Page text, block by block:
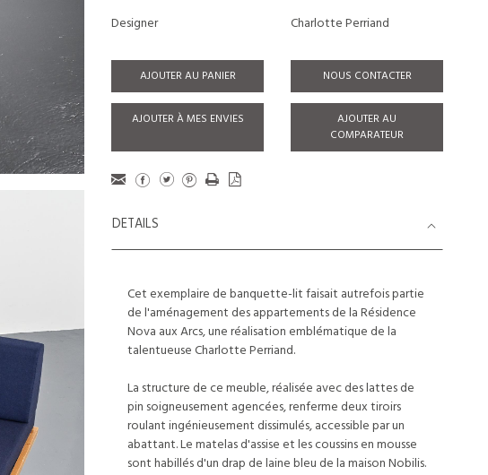
Designer
Charlotte Perriand
AJOUTER AU PANIER NOUS CONTACTER
AJOUTER À MES ENVIES
AJOUTER AU
COMPARATEUR
DETAILS
Cet exemplaire de banquette-lit faisait autrefois partie
de l'aménagement des appartements de la Résidence
Nova aux Arcs, une réalisation emblématique de la
talentueuse Charlotte Perriand.
La structure de ce meuble, réalisée avec des lattes de
pin soigneusement agencées, renferme deux tiroirs
roulant ingénieusement dissimulés, accessible par un
abattant. Le matelas d'assise et les coussins en mousse
sont habillés d'un drap de laine bleu de la maison Nobilis.